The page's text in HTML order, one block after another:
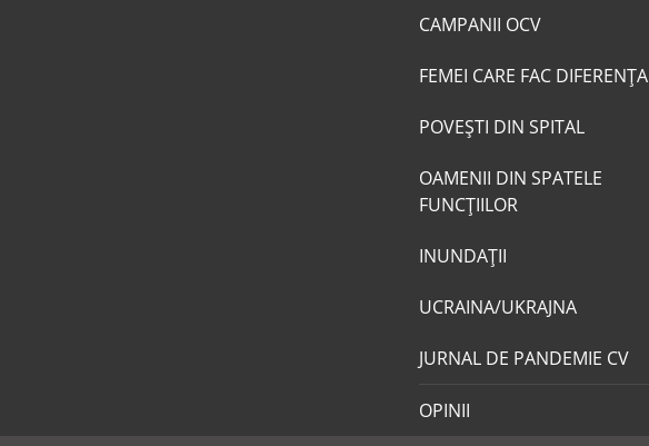
CAMPANII OCV
FEMEI CARE FAC DIFERENȚA
POVEŞTI DIN SPITAL
OAMENII DIN SPATELE
FUNCŢIILOR
INUNDAŢII
UCRAINA/UKRAJNA
JURNAL DE PANDEMIE CV
OPINII